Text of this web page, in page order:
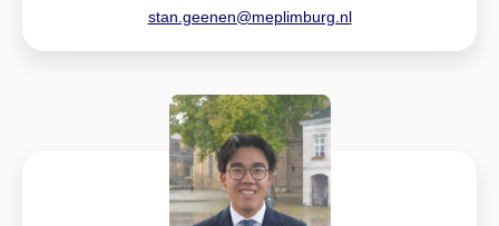
stan.geenen@meplimburg.nl